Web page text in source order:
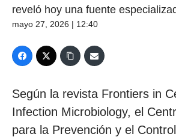
reveló hoy una fuente
mayo 27, 2026 | 12:40
Según la revista Frontiers in
Infection Microbiology, el
para la Prevención y el